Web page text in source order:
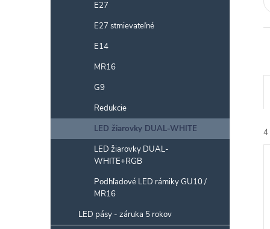
E27
E27 stmievateľné
E14
MR16
G9
Redukcie
LED žiarovky DUAL-WHITE
LED žiarovky DUAL-
WHITE+RGB
Podhľadové LED rámiky GU10 /
MR16
LED pásy - záruka 5 rokov
e
n
4